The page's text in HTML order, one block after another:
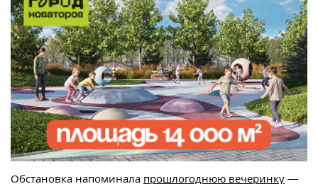
Обстановка напоминала прошлогоднюю вечеринку —